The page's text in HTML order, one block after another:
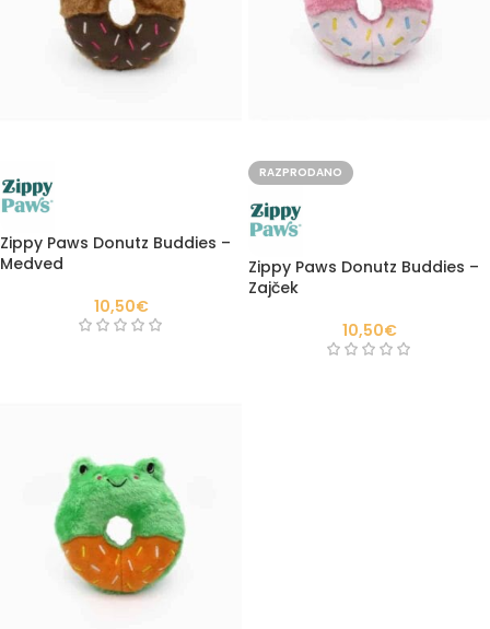
Zippy Paws Donutz Buddies –
Medved
10,50€
RAZPRODANO
Zippy Paws Donutz Buddies –
Zajček
10,50€